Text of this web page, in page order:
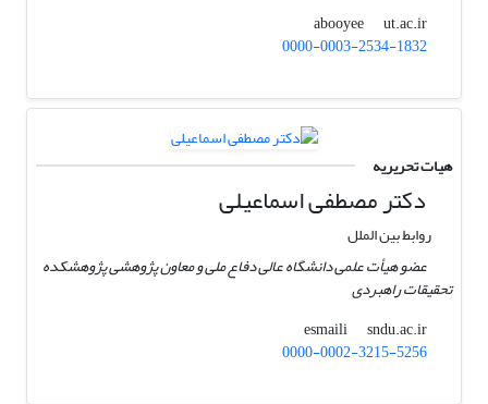
abooyee
ut.ac.ir
0000-0003-2534-1832
هیات تحریریه
دکتر مصطفی اسماعیلی
روابط بین الملل
عضو هیأت علمی دانشگاه عالی دفاع ملی و معاون پژوهشی پژوهشکده
تحقیقات راهبردی
esmaili
sndu.ac.ir
0000-0002-3215-5256